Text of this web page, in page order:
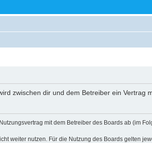
zwischen dir und dem Betreiber ein Vertrag
mit dem Betreiber des Boards ab (im
weiter nutzen. Für die Nutzung des Boards gelten